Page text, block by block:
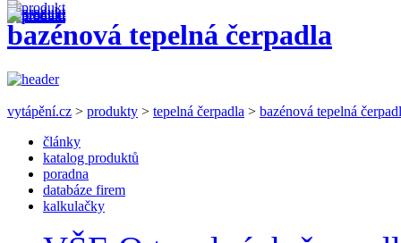
bazénová tepelná čerpadla
vytápění.cz > produkty > tepelná čerpadla > bazénová tepelná
články
katalog produktů
poradna
databáze firem
kalkulačky